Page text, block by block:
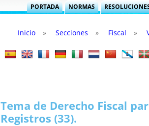
PORTADA NORMAS
INFORMES MENSUALES
TITULARES DESDE 2002
A MANO
FUTURAS NORMAS
VOCES
Inicio » Secciones » Fiscal »
Tema de Derecho Fiscal
Registros (33).